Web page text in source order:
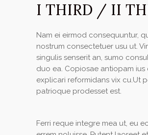
I THIRD / II
Nam ei eirmod consequuntur,
nostrum consectetuer usu ut.
singulis senserit an, sumo
duo ea. Copiosae antiopam ius
explicari reformidans vix cu.Ut
patrioque prodesset est.
Ferri reque integre mea ut, eu